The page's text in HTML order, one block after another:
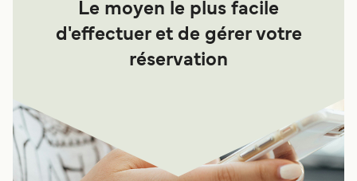
Le moyen le plus facile
d'effectuer et de gérer votre
réservation